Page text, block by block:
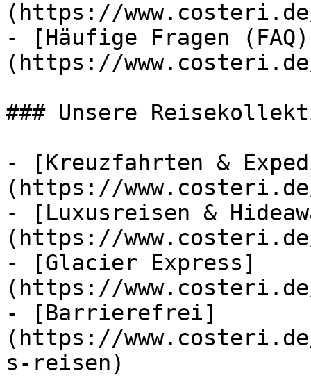
(https://
- [Häufige Fragen
(https://
### Unsere
- [Kreuzfahrten &
(https://
- [Luxusreisen &
(https://
- [Glacier Express]
(https://
- [Barrierefrei]
(https://
s-reisen)